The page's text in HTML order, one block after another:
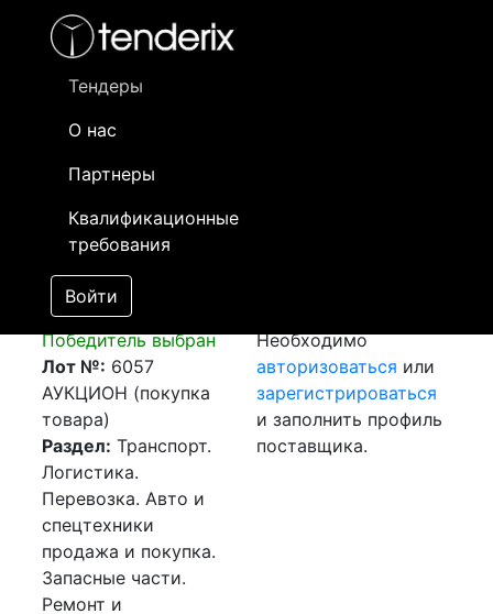
Тендеры
О нас
Партнеры
Квалификационные
требования
Войти
- активный лот
- сохраненный лот (не опубликован)
Закупка:
Авиаперевозка
г.Стамбул (Турция) -
г.Алматы (РК)
[Завершен]
Победитель выбран
Лот №: 6057
АУКЦИОН (покупка
товара)
Раздел: Транспорт.
Логистика.
Перевозка. Авто и
спецтехники
продажа и покупка.
Запасные части.
Ремонт и
Необходимо
авторизоваться или
зарегистрироваться
и заполнить профиль
поставщика.